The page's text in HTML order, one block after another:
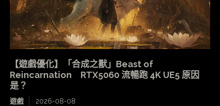
【遊戲優化】「合成之獸」Beast of
Reincarnation RTX5060 流暢跑 4K UE5 原因
是？
遊戲 2026-08-08